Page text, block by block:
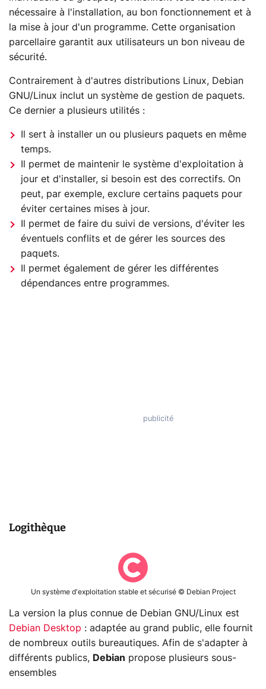
nécessaire à l'installation, au bon fonctionnement et à
la mise à jour d'un programme. Cette organisation
parcellaire garantit aux utilisateurs un bon niveau de
sécurité.
Contrairement à d'autres distributions Linux, Debian
GNU/Linux inclut un système de gestion de paquets.
Ce dernier a plusieurs utilités :
Il sert à installer un ou plusieurs paquets en même
temps.
Il permet de maintenir le système d'exploitation à
jour et d'installer, si besoin est des correctifs. On
peut, par exemple, exclure certains paquets pour
éviter certaines mises à jour.
Il permet de faire du suivi de versions, d'éviter les
éventuels conflits et de gérer les sources des
paquets.
Il permet également de gérer les différentes
dépendances entre programmes.
Logithèque
Un système d'exploitation stable et sécurisé © Debian Project
La version la plus connue de Debian GNU/Linux est
Debian Desktop : adaptée au grand public, elle fournit
de nombreux outils bureautiques. Afin de s'adapter à
différents publics, Debian propose plusieurs sous-
ensembles